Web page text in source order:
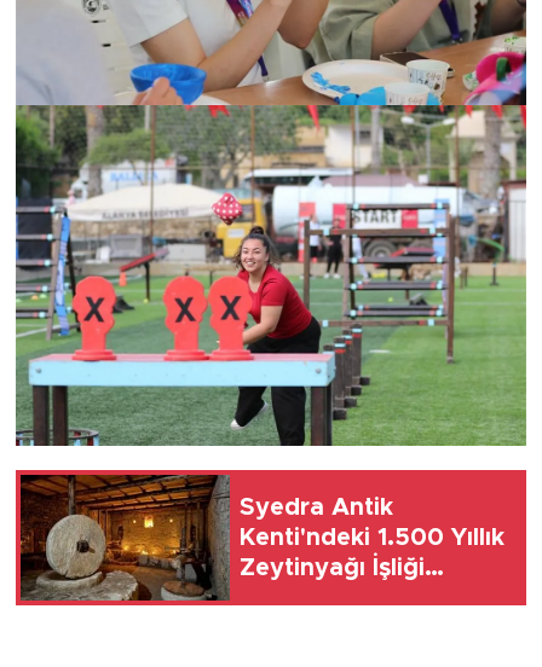
Syedra Antik
Kenti'ndeki 1.500 Yıllık
Zeytinyağı İşliği